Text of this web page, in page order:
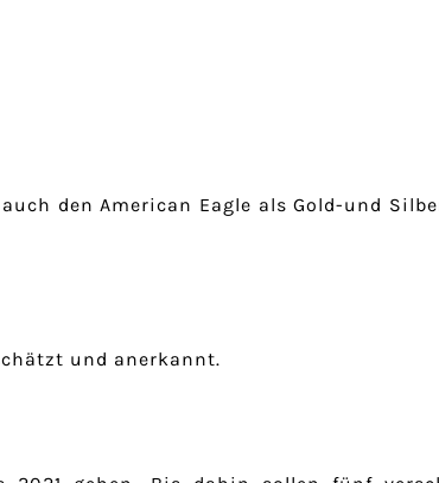
den American Eagle als Gold-und
und anerkannt.